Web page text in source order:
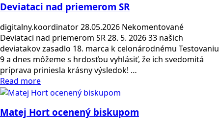
Deviataci nad priemerom SR
digitalny.koordinator28.05.2026 Nekomentované
Deviataci nad priemerom SR 28. 5. 2026 33 našich
deviatakov zasadlo 18. marca k celonárodnému Testovaniu
9 a dnes môžeme s hrdosťou vyhlásiť, že ich svedomitá
príprava priniesla krásny výsledok! …
Read more
Matej Hort ocenený biskupom